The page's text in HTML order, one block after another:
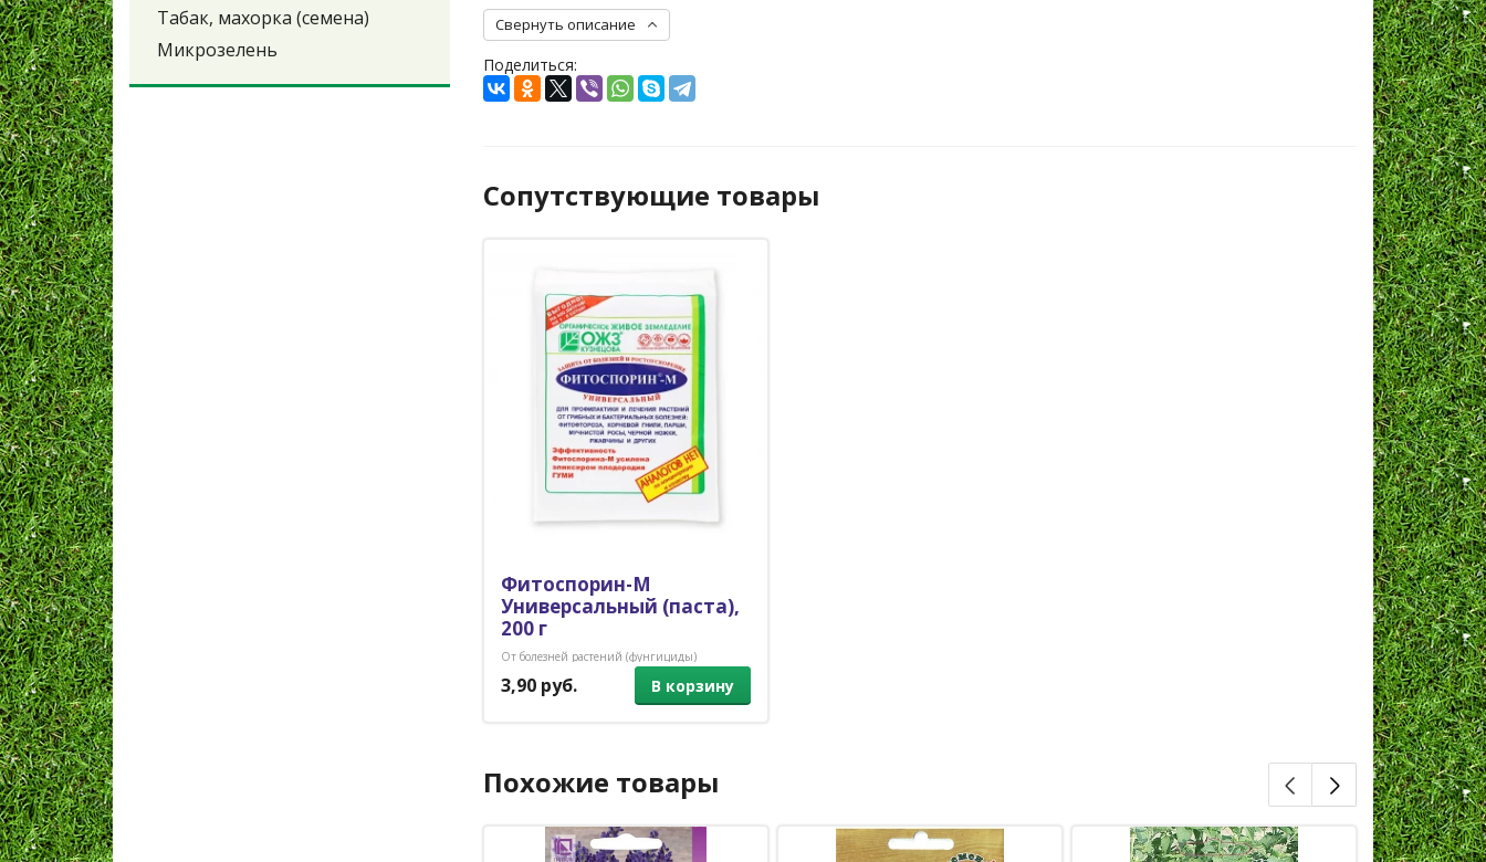
Табак, махорка (семена)
Микрозелень
Свернуть описание
Поделиться:
Сопутствующие товары
Фитоспорин-М
Универсальный (паста),
200 г
От болезней растений (фунгициды)
3,90 руб. В корзину
Похожие товары